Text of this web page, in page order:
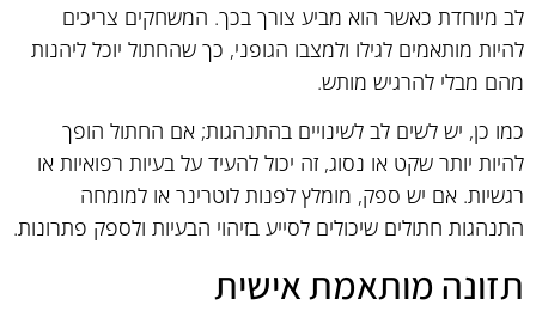
לב מיוחדת כאשר הוא מביע צורך בכך. המשחקים צריכים
להיות מותאמים לגילו ולמצבו הגופני, כך שהחתול יוכל ליהנות
מהם מבלי להרגיש מותש.
כמו כן, יש לשים לב לשינויים בהתנהגות; אם החתול הופך
להיות יותר שקט או נסוג, זה יכול להעיד על בעיות רפואיות או
רגשיות. אם יש ספק, מומלץ לפנות לוטרינר או למומחה
התנהגות חתולים שיכולים לסייע בזיהוי הבעיות ולספק פתרונות.
תזונה מותאמת אישית